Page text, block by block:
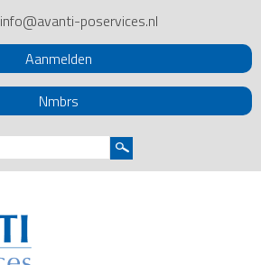
info@avanti-poservices.nl
Aanmelden
Nmbrs